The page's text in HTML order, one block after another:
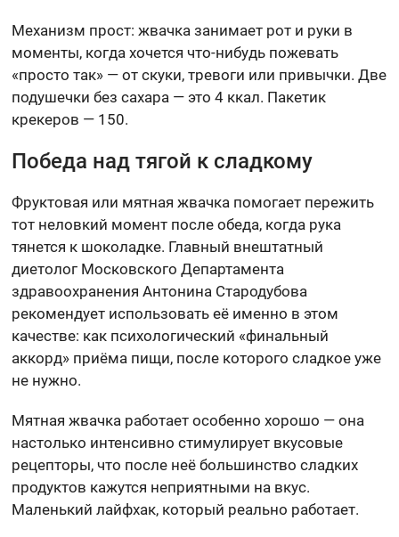
Механизм прост: жвачка занимает рот и руки в
моменты, когда хочется что-нибудь пожевать
«просто так» — от скуки, тревоги или привычки. Две
подушечки без сахара — это 4 ккал. Пакетик
крекеров — 150.
Победа над тягой к сладкому
Фруктовая или мятная жвачка помогает пережить
тот неловкий момент после обеда, когда рука
тянется к шоколадке. Главный внештатный
диетолог Московского Департамента
здравоохранения Антонина Стародубова
рекомендует использовать её именно в этом
качестве: как психологический «финальный
аккорд» приёма пищи, после которого сладкое уже
не нужно.
Мятная жвачка работает особенно хорошо — она
настолько интенсивно стимулирует вкусовые
рецепторы, что после неё большинство сладких
продуктов кажутся неприятными на вкус.
Маленький лайфхак, который реально работает.